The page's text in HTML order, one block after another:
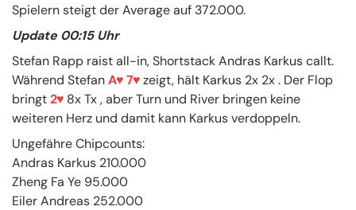
Spielern steigt der Average auf 372.000.
Update 00:15 Uhr
Stefan Rapp raist all-in, Shortstack Andras Karkus callt.
Während StefanA 7
zeigt, hält Karkus 2x 2x . Der Flop
bringt2
8x Tx , aber Turn und River bringen keine
weiteren Herz und damit kann Karkus verdoppeln.
Ungefähre Chipcounts:
Andras Karkus 210.000
Zheng Fa Ye 95.000
Eiler Andreas 252.000